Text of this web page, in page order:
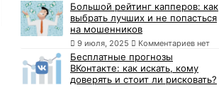
Большой рейтинг капперов: как
выбрать лучших и не попасться
на мошенников
9 июля, 2025 Комментариев нет
Бесплатные прогнозы
ВКонтакте: как искать, кому
доверять и стоит ли рисковать?